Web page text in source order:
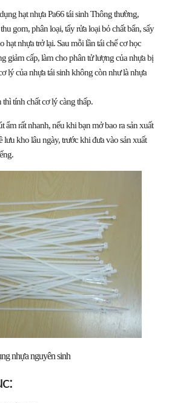
hạt nhựa Pa66tái sinh Thông thường,
gom, phân loại, tẩy rửa loại bỏ chất bẩn, sấy
hạt nhựa trở lại. Sau mỗi lần tái chế cơ học
giảm cấp, làm cho phân tử lượng của nhựa bị
lý của nhựa tái sinh không còn như là nhựa
tính chất cơ lý càng thấp.
ẩm rất nhanh, nếu khi bạn mở bao ra sản xuất
lưu kho lâu ngày, trước khi đưa vào sản xuất
nhựa nguyên sinh